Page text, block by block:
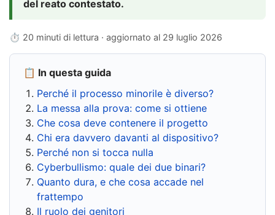
del reato contestato.
⏱ 20 minuti di lettura · aggiornato al 29 luglio 2026
📋 In questa guida
Perché il processo minorile è diverso?
La messa alla prova: come si ottiene
Che cosa deve contenere il progetto
Chi era davvero davanti al dispositivo?
Perché non si tocca nulla
Cyberbullismo: quale dei due binari?
Quanto dura, e che cosa accade nel
frattempo
Il ruolo dei genitori